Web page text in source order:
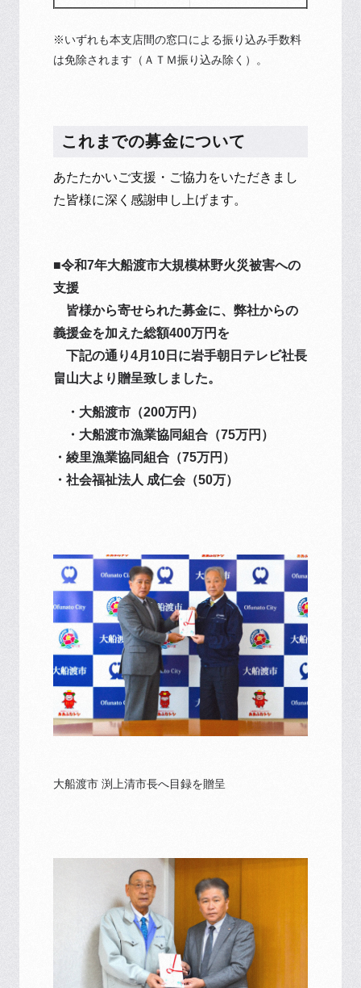
※いずれも本支店間の窓口による振り込み手数料
は免除されます（ＡＴＭ振り込み除く）。
これまでの募金について
あたたかいご支援・ご協力をいただきまし
た皆様に深く感謝申し上げます。
■令和7年大船渡市大規模林野火災被害への
支援
皆様から寄せられた募金に、弊社からの
義援金を加えた総額400万円を
下記の通り4月10日に岩手朝日テレビ社長
畠山大より贈呈致しました。
・大船渡市（200万円）
・大船渡市漁業協同組合（75万円）
・綾里漁業協同組合（75万円）
・社会福祉法人 成仁会（50万）
大船渡市 渕上清市長へ目録を贈呈